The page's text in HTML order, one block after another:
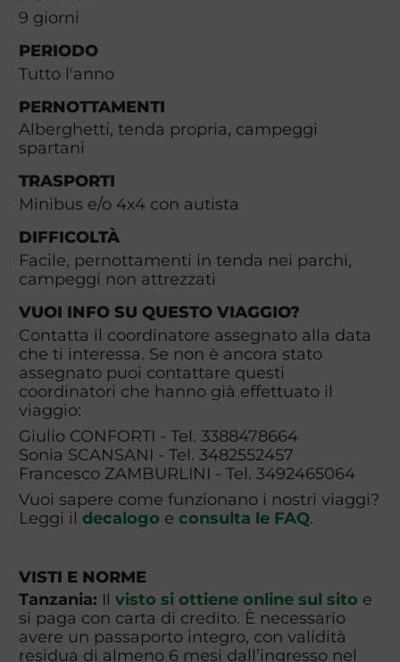
9 giorni
PERIODO
Tutto l'anno
PERNOTTAMENTI
Alberghetti, tenda propria, campeggi
spartani
TRASPORTI
Minibus e/o 4x4 con autista
DIFFICOLTÀ
Facile, pernottamenti in tenda nei parchi,
campeggi non attrezzati
VUOI INFO SU QUESTO VIAGGIO?
Contatta il coordinatore assegnato alla data
che ti interessa. Se non è ancora stato
assegnato puoi contattare questi
coordinatori che hanno già effettuato il
viaggio:
Giulio CONFORTI - Tel. 3388478664
Sonia SCANSANI - Tel. 3482552457
Francesco ZAMBURLINI - Tel. 3492465064
Vuoi sapere come funzionano i nostri viaggi?
Leggi il decalogo e consulta le FAQ.
VISTI E NORME
Tanzania: Il visto si ottiene online sul sito e
si paga con carta di credito. È necessario
avere un passaporto integro, con validità
residua di almeno 6 mesi dall’ingresso nel